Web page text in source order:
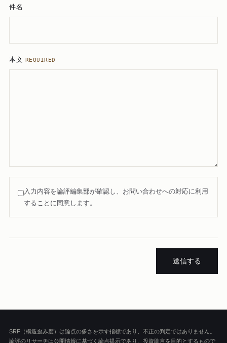
件名
本文 REQUIRED
入力内容を論評編集部が確認し、お問い合わせへの対応に利用
することに同意します。
送信する
SRF（構造歪み度）は論点の多さを示す指標であり、不正の判定ではありません。
論評のリサーチは公開情報に基づく論点提示であり、投資助言を目的とするもので